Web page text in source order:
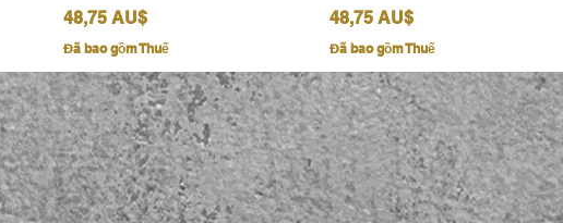
Giá
48,75 AU$
Đã bao gồm Thuế
Giá
48,75 AU$
Đã bao gồm Thuế